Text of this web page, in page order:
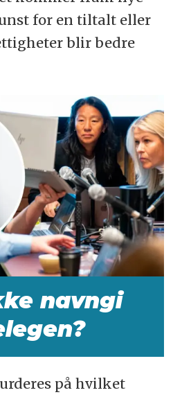
for en tiltalt eller
blir bedre
navngi
på hvilket